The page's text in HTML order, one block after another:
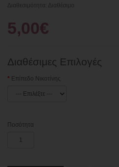
Διαθεσιμότητα: Διαθέσιμο
5,00€
Διαθέσιμες Επιλογές
Επίπεδο Νικοτίνης
Ποσότητα